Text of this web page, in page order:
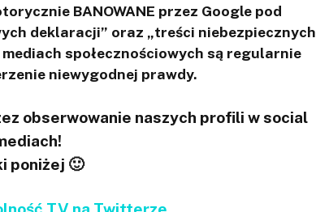
BANOWANE przez Google pod
deklaracji” oraz „treści niebezpiecznych
społecznościowych są regularnie
niewygodnej prawdy.
obserwowanie naszych profili w social
poniżej 🙂